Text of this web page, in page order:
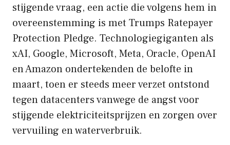
stijgende vraag, een actie die volgens hem in
overeenstemming is met Trumps Ratepayer
Protection Pledge. Technologiegiganten als
xAI, Google, Microsoft, Meta, Oracle, OpenAI
en Amazon ondertekenden de belofte in
maart, toen er steeds meer verzet ontstond
tegen datacenters vanwege de angst voor
stijgende elektriciteitsprijzen en zorgen over
vervuiling en waterverbruik.